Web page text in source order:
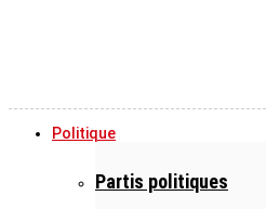
Politique
Partis politiques